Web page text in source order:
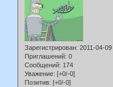
Зарегистрирован: 2011-04-09
Приглашений: 0
Сообщений: 174
Уважение: [+0/-0]
Позитив: [+0/-0]